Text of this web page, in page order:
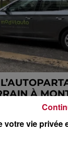
À
votre vie privée